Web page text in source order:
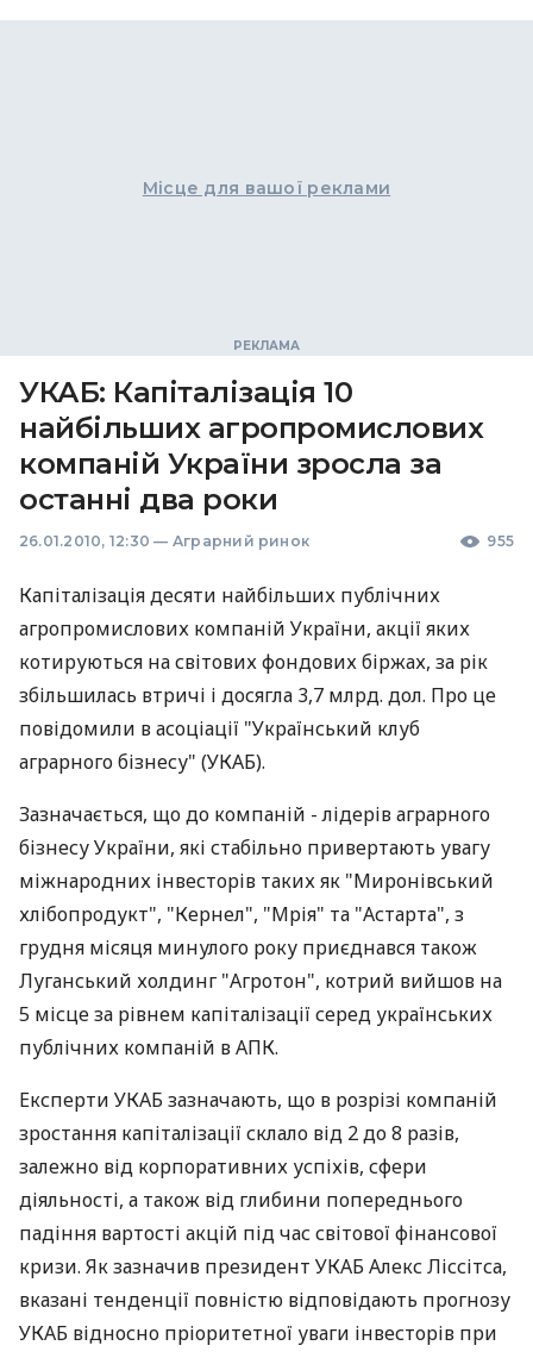
Місце для вашої реклами
УКАБ: Капіталізація 10
найбільших агропромислових
компаній України зросла за
останні два роки
26.01.2010, 12:30 — Аграрний ринок 955
Капіталізація десяти найбільших публічних
агропромислових компаній України, акції яких
котируються на світових фондових біржах, за рік
збільшилась втричі і досягла 3,7 млрд. дол. Про це
повідомили в асоціації "Український клуб
аграрного бізнесу" (УКАБ).
Зазначається, що до компаній - лідерів аграрного
бізнесу України, які стабільно привертають увагу
міжнародних інвесторів таких як "Миронівський
хлібопродукт", "Кернел", "Мрія" та "Астарта", з
грудня місяця минулого року приєднався також
Луганський холдинг "Агротон", котрий вийшов на
5 місце за рівнем капіталізації серед українських
публічних компаній в АПК.
Експерти УКАБ зазначають, що в розрізі компаній
зростання капіталізації склало від 2 до 8 разів,
залежно від корпоративних успіхів, сфери
діяльності, а також від глибини попереднього
падіння вартості акцій під час світової фінансової
кризи. Як зазначив президент УКАБ Алекс Ліссітса,
вказані тенденції повністю відповідають прогнозу
УКАБ відносно пріоритетної уваги інвесторів при